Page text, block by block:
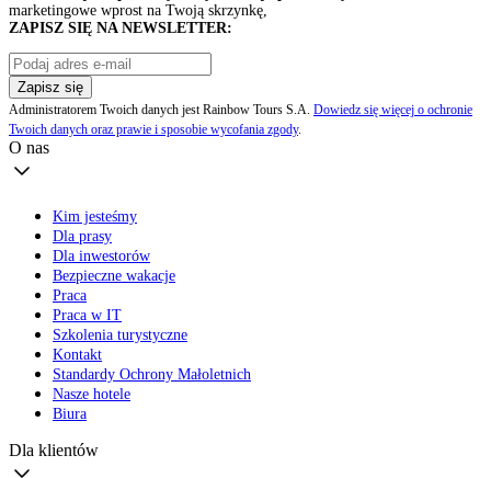
marketingowe wprost na Twoją skrzynkę,
ZAPISZ SIĘ NA NEWSLETTER:
Zapisz się
Administratorem Twoich danych jest Rainbow Tours S.A. Dowiedz się więcej o ochronie
Twoich danych oraz prawie i sposobie wycofania zgody.
O nas
Kim jesteśmy
Dla prasy
Dla inwestorów
Bezpieczne wakacje
Praca
Praca w IT
Szkolenia turystyczne
Kontakt
Standardy Ochrony Małoletnich
Nasze hotele
Biura
Dla klientów